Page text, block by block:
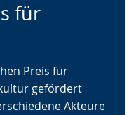
für
Preis für
gefördert
Akteure